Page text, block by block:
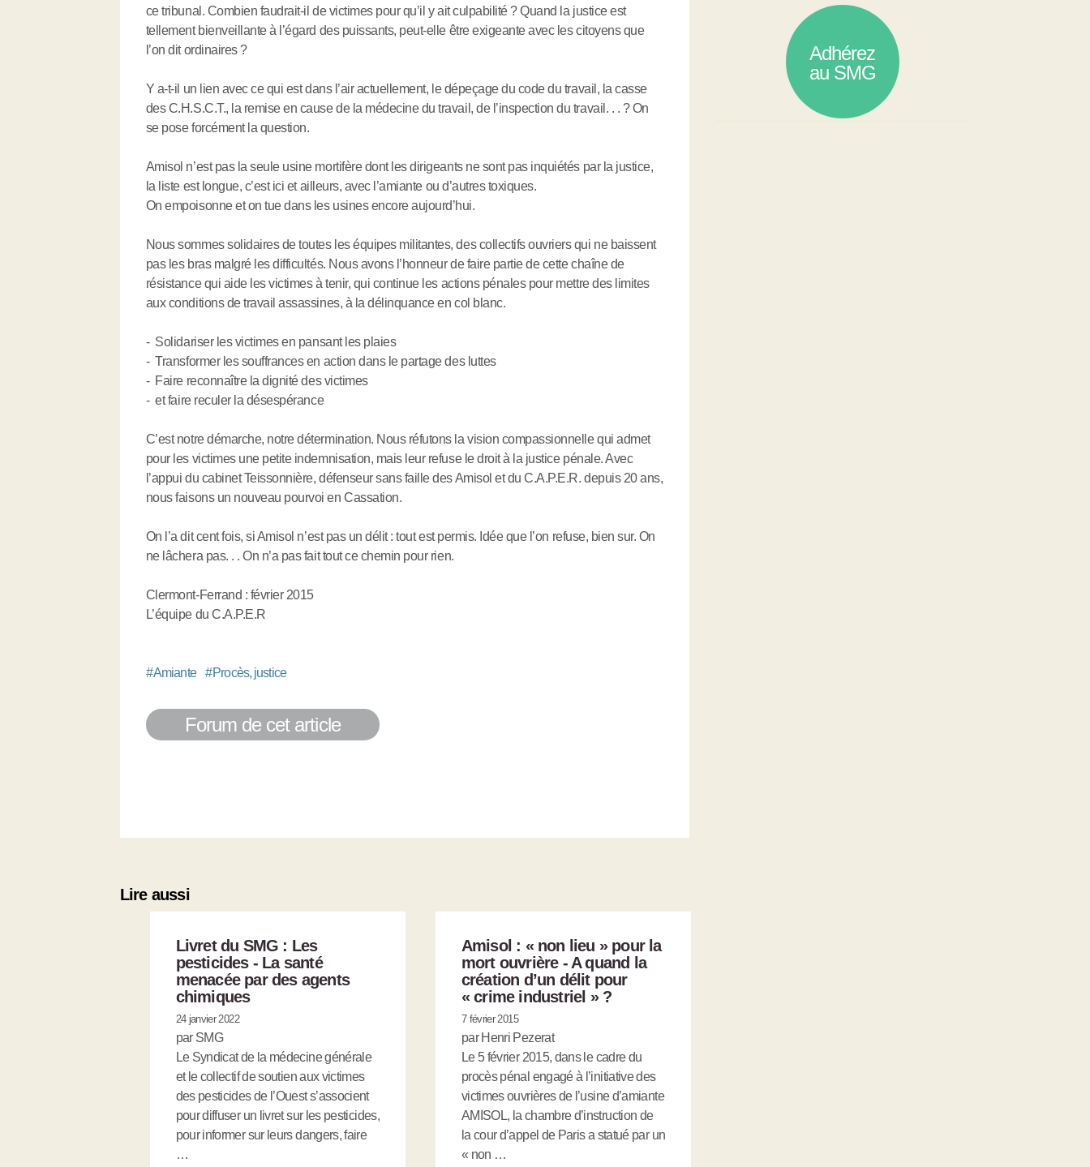
ce tribunal. Combien faudrait-il de victimes pour qu’il y ait culpabilité ? Quand la justice est
tellement bienveillante à l’égard des puissants, peut-elle être exigeante avec les citoyens que
l’on dit ordinaires ?
Y a-t-il un lien avec ce qui est dans l’air actuellement, le dépeçage du code du travail, la casse
des C.H.S.C.T., la remise en cause de la médecine du travail, de l’inspection du travail. . . ? On
se pose forcément la question.
Amisol n’est pas la seule usine mortifère dont les dirigeants ne sont pas inquiétés par la justice,
la liste est longue, c’est ici et ailleurs, avec l’amiante ou d’autres toxiques.
On empoisonne et on tue dans les usines encore aujourd’hui.
Nous sommes solidaires de toutes les équipes militantes, des collectifs ouvriers qui ne baissent
pas les bras malgré les difficultés. Nous avons l’honneur de faire partie de cette chaîne de
résistance qui aide les victimes à tenir, qui continue les actions pénales pour mettre des limites
aux conditions de travail assassines, à la délinquance en col blanc.
- Solidariser les victimes en pansant les plaies
- Transformer les souffrances en action dans le partage des luttes
- Faire reconnaître la dignité des victimes
- et faire reculer la désespérance
C’est notre démarche, notre détermination. Nous réfutons la vision compassionnelle qui admet
pour les victimes une petite indemnisation, mais leur refuse le droit à la justice pénale. Avec
l’appui du cabinet Teissonnière, défenseur sans faille des Amisol et du C.A.P.E.R. depuis 20 ans,
nous faisons un nouveau pourvoi en Cassation.
On l’a dit cent fois, si Amisol n’est pas un délit : tout est permis. Idée que l’on refuse, bien sur. On
ne lâchera pas. . . On n’a pas fait tout ce chemin pour rien.
Clermont-Ferrand : février 2015
L’équipe du C.A.P.E.R
#Amiante #Procès, justice
Forum de cet article
Lire aussi
Livret du SMG : Les
pesticides - La santé
menacée par des agents
chimiques
24 janvier 2022
par SMG
Le Syndicat de la médecine générale
et le collectif de soutien aux victimes
des pesticides de l’Ouest s’associent
pour diffuser un livret sur les pesticides,
pour informer sur leurs dangers, faire
…
Amisol : « non lieu » pour la
mort ouvrière - A quand la
création d’un délit pour
« crime industriel » ?
7 février 2015
par Henri Pezerat
Le 5 février 2015, dans le cadre du
procès pénal engagé à l’initiative des
victimes ouvrières de l’usine d’amiante
AMISOL, la chambre d’instruction de
la cour d’appel de Paris a statué par un
« non …
Adhérez
au SMG